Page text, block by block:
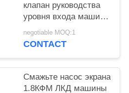
клапан руководства
уровня входа машины
спасения газа АК
negotiable MOQ:1
CONTACT
Смажьте насос экрана
1.8КФМ ЛКД машины